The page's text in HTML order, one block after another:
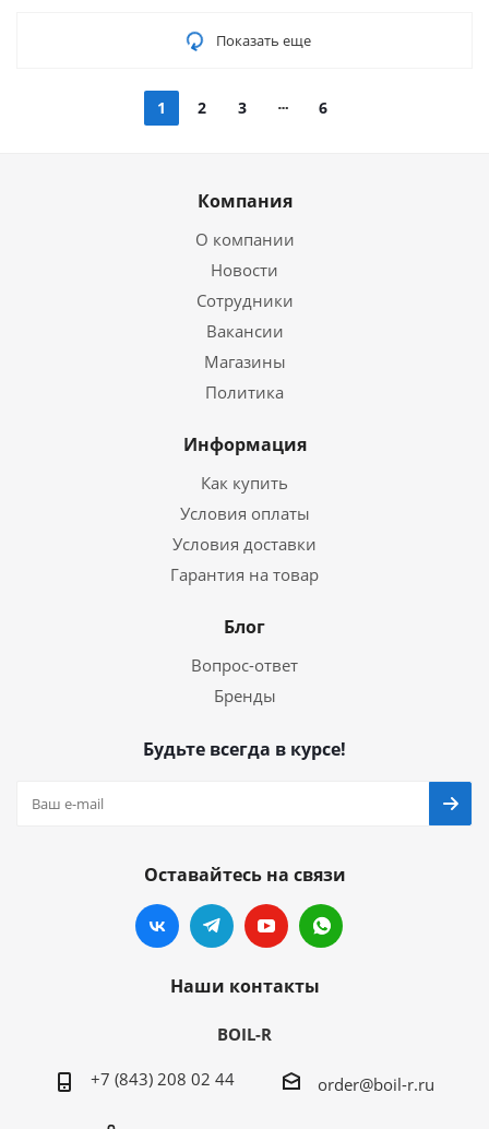
Показать еще
1 2 3 6
Компания
О компании
Новости
Сотрудники
Вакансии
Магазины
Политика
Информация
Как купить
Условия оплаты
Условия доставки
Гарантия на товар
Блог
Вопрос-ответ
Бренды
Будьте всегда в курсе!
Оставайтесь на связи
Наши контакты
BOIL-R
+7 (843) 208 02 44 order@boil-r.ru